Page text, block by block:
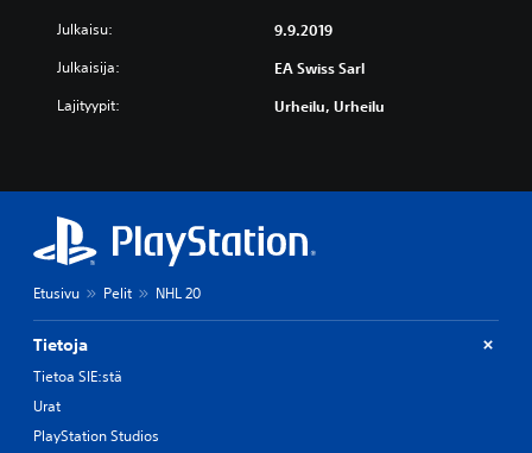
Julkaisu: 9.9.2019
Julkaisija: EA Swiss Sarl
Lajityypit: Urheilu, Urheilu
Etusivu Pelit NHL 20
Tietoja
Tietoa SIE:stä
Urat
PlayStation Studios